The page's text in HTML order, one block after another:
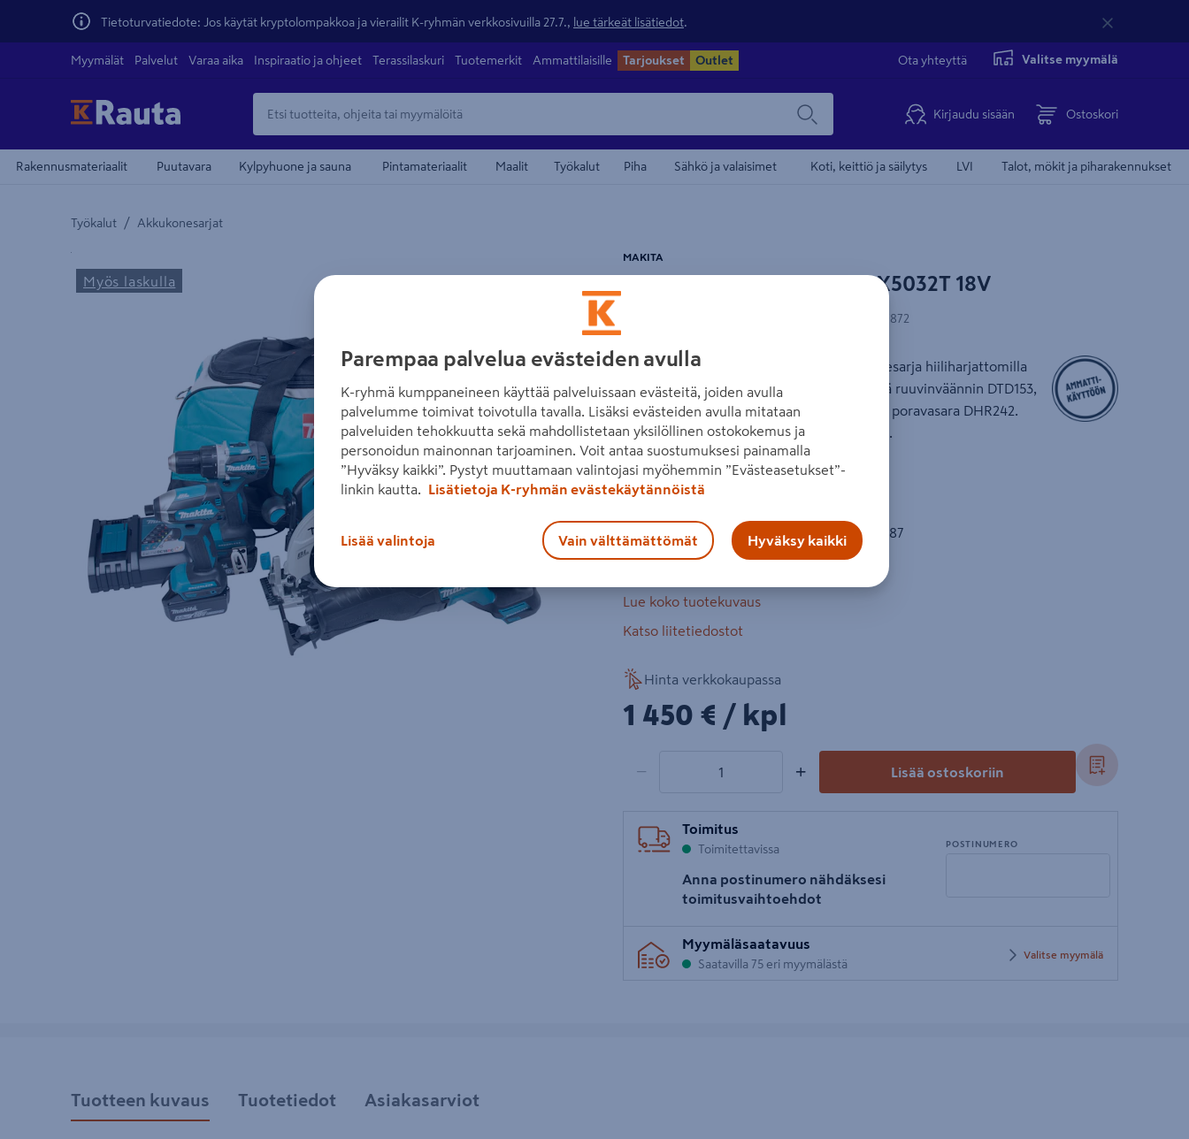
Tietoturvatiedote: Jos käytät kryptolompakkoa ja vierailit K-ryhmän verkkosivuilla 27.7., lue tärkeät lisätiedot
Myymälät Palvelut Varaa aika Inspiraatio ja ohjeet Terassilaskuri Tuotemerkit Ammattilaisille Tarjoukset Outlet Ota yhteyttä Valitse myymälä
Kirjaudu sisään Ostoskori
Rakennusmateriaalit Puutavara Kylpyhuone ja sauna Pintamateriaalit Maalit Työkalut Piha Sähkö ja valaisimet Koti, keittiö ja säilytys LVI Talot, mökit ja piharakennukset
Työkalut / Akkukonesarjat
Yksityiskohtainen kuvaus löytyy Tuotteen kuvaus -maamerkistä
Myös laskulla
Akkukonesarja Makita DLX5032T 18V
MAKITA
88381847872
Täydellinen ammattilaisen 18 V:n akkukonesarja hiiliharjattomilla
koneilla. Sarjassa porakone DDF484, iskevä ruuvinväännin DTD153,
pyörösaha DHS680, puukkosaha DJR187 ja poravasara DHR242.
Kolme 5,0 Ah:n akkua, latauslaite ja laukku.
porakone DDF484
pyörösaha DHS680, puukkosaha DJR187
poravasara DHR242
Lue koko tuotekuvaus
Katso liitetiedostot
Hinta verkkokaupassa
1450€/kpl
1 450 € / kpl
− + Lisää ostoskoriin
Toimitus
Toimitettavissa
Anna postinumero nähdäksesi
toimitusvaihtoehdot
POSTINUMERO
postinumero
Myymäläsaatavuus
Saatavilla 75 eri myymälästä
Valitse myymälä
Tuotteen kuvaus Tuotetiedot Asiakasarviot
Parempaa palvelua evästeiden avulla
K-ryhmä kumppaneineen käyttää palveluissaan evästeitä, joiden avulla
palvelumme toimivat toivotulla tavalla. Lisäksi evästeiden avulla mitataan
palveluiden tehokkuutta sekä mahdollistetaan yksilöllinen ostokokemus ja
personoidun mainonnan tarjoaminen. Voit antaa suostumuksesi painamalla
”Hyväksy kaikki”. Pystyt muuttamaan valintojasi myöhemmin ”Evästeasetukset”-
linkin kautta.
Lisätietoja K-ryhmän evästekäytännöistä
Lisää valintoja Vain välttämättömät Hyväksy kaikki